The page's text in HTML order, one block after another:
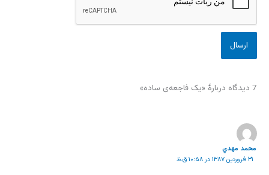
7 دیدگاه دربارهٔ «یک فاجعه‌ی ساده»
محمد مهدي
۳۱ فروردین ۱۳۸۷ در ۱۰:۵۸ ق.ظ